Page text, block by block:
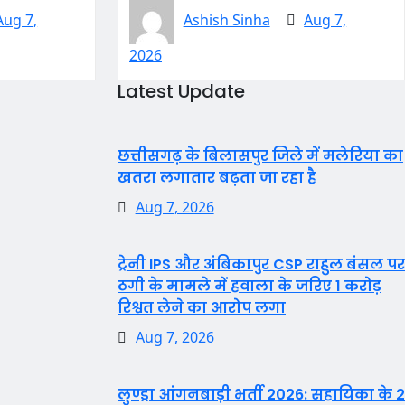
7,
Ashish Sinha
Aug 7,
2026
Latest Update
छत्तीसगढ़ के बिलासपुर जिले में मलेरिया का
खतरा लगातार बढ़ता जा रहा है
Aug 7, 2026
ट्रेनी IPS और अंबिकापुर CSP राहुल बंसल पर
ठगी के मामले में हवाला के जरिए 1 करोड़
रिश्वत लेने का आरोप लगा
Aug 7, 2026
लुण्ड्रा आंगनबाड़ी भर्ती 2026: सहायिका के 2